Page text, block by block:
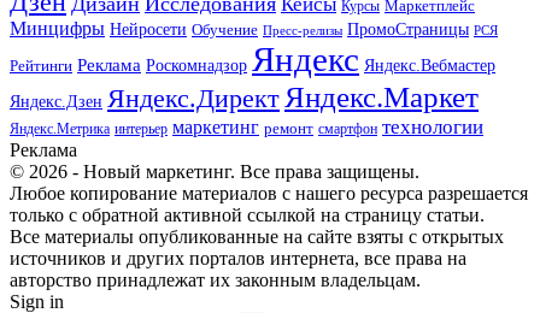
Курсы Маркетплейс
Минцифры Нейросети Обучение Пресс-релизы ПромоСтраницы РСЯ
Рейтинги Реклама Роскомнадзор Яндекс Яндекс.Вебмастер
Яндекс.Дзен Яндекс.ДиректЯндекс.Маркет
Яндекс.Метрика интерьер маркетинг ремонт смартфон технологии
Реклама
© 2026 - Новый маркетинг. Все права защищены.
Любое копирование материалов с нашего ресурса разрешается
только с обратной активной ссылкой на страницу статьи.
Все материалы опубликованные на сайте взяты с открытых
источников и других порталов интернета, все права на
авторство принадлежат их законным владельцам.
Sign in